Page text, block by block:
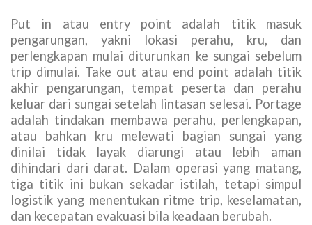
Put in atau entry point adalah titik masuk
pengarungan, yakni lokasi perahu, kru, dan
perlengkapan mulai diturunkan ke sungai sebelum
trip dimulai. Take out atau end point adalah titik
akhir pengarungan, tempat peserta dan perahu
keluar dari sungai setelah lintasan selesai. Portage
adalah tindakan membawa perahu, perlengkapan,
atau bahkan kru melewati bagian sungai yang
dinilai tidak layak diarungi atau lebih aman
dihindari dari darat. Dalam operasi yang matang,
tiga titik ini bukan sekadar istilah, tetapi simpul
logistik yang menentukan ritme trip, keselamatan,
dan kecepatan evakuasi bila keadaan berubah.